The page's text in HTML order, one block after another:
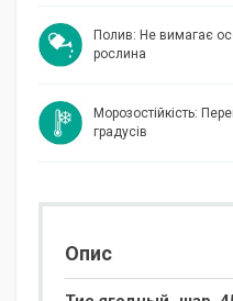
Полив: Не вимагає
рослина
Морозостійкість:
градусів
Опис